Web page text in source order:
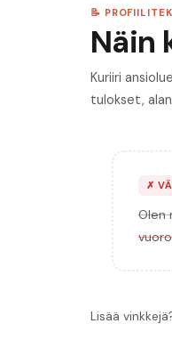
📝
Näin
Kuriiri
tulokset,
✗
Olen
Lisää